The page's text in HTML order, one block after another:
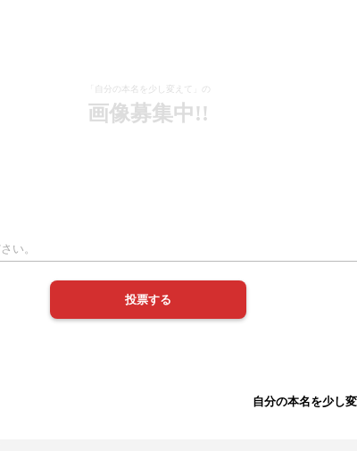
「自分の本名を少し変えて」の
画像募集中!!
自分の本名を少し